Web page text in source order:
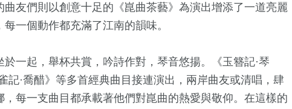
友們則以創意十足的《崑曲茶藝》為演出增添了一道亮麗
一個動作都充滿了江南的韻味。
一起，舉杯共賞，吟詩作對，琴音悠揚。《玉簪記·琴
記·喬醋》等多首經典曲目接連演出，兩岸曲友或清唱，肆
每一支曲目都承載著他們對崑曲的熱愛與敬仰。在這樣的